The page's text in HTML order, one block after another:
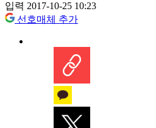
입력 2017-10-25 10:23
선호매체 추가